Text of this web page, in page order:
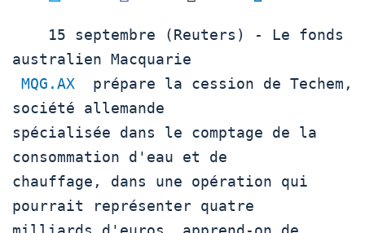
australien Macquarie
MQG.AX
  prépare la cession de Techem,
société allemande
spécialisée dans le comptage de la
consommation d'eau et de
chauffage, dans une opération qui
pourrait représenter quatre